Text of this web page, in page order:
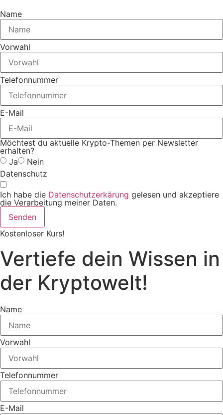
Name
Vorwahl
Telefonnummer
E-Mail
Möchtest du aktuelle Krypto-Themen per Newsletter
erhalten?
Ja
Nein
Datenschutz
Ich habe die Datenschutzerkärung gelesen und akzeptiere
die Verarbeitung meiner Daten.
Senden
Kostenloser Kurs!
Vertiefe dein Wissen in
der Kryptowelt!
Name
Vorwahl
Telefonnummer
E-Mail